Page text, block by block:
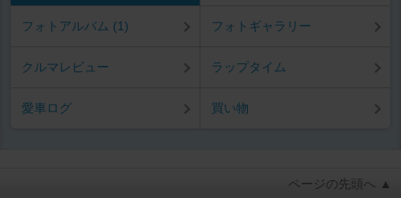
フォトアルバム (1) フォトギャラリー
クルマレビュー ラップタイム
愛車ログ 買い物
ページの先頭へ ▲